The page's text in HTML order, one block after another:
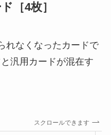
［4枚］
れなくなったカードで
汎用カードが混在す
スクロールできます